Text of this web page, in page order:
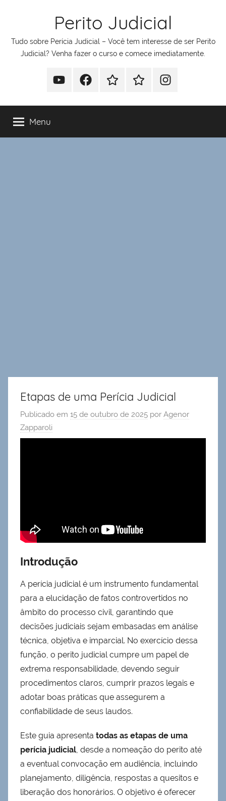
conteúdo
Perito Judicial
Tudo sobre Perícia Judicial – Você tem interesse de ser Perito
Judicial? Venha fazer o curso e comece imediatamente.
YoutubeFacebookWhatsappTelegramInstagram
Menu
Etapas de uma Perícia Judicial
Publicado em 15 de outubro de 2025 por Agenor
Zapparoli
Introdução
A perícia judicial é um instrumento fundamental
para a elucidação de fatos controvertidos no
âmbito do processo civil, garantindo que
decisões judiciais sejam embasadas em análise
técnica, objetiva e imparcial. No exercício dessa
função, o perito judicial cumpre um papel de
extrema responsabilidade, devendo seguir
procedimentos claros, cumprir prazos legais e
adotar boas práticas que assegurem a
confiabilidade de seus laudos.
Este guia apresenta todas as etapas de uma
perícia judicial, desde a nomeação do perito até
a eventual convocação em audiência, incluindo
planejamento, diligência, respostas a quesitos e
liberação dos honorários. O objetivo é oferecer